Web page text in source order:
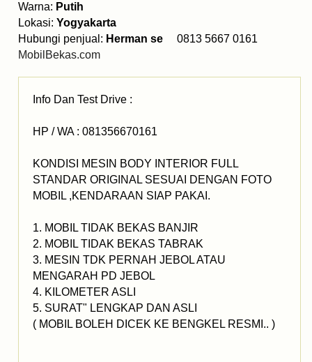
Warna: Putih
Lokasi: Yogyakarta
Hubungi penjual: Herman se 0813 5667 0161
MobilBekas.com
Info Dan Test Drive :
HP / WA : 081356670161
KONDISI MESIN BODY INTERIOR FULL
STANDAR ORIGINAL SESUAI DENGAN FOTO
MOBIL ,KENDARAAN SIAP PAKAI.
1. MOBIL TIDAK BEKAS BANJIR
2. MOBIL TIDAK BEKAS TABRAK
3. MESIN TDK PERNAH JEBOL ATAU
MENGARAH PD JEBOL
4. KILOMETER ASLI
5. SURAT" LENGKAP DAN ASLI
( MOBIL BOLEH DICEK KE BENGKEL RESMI.. )